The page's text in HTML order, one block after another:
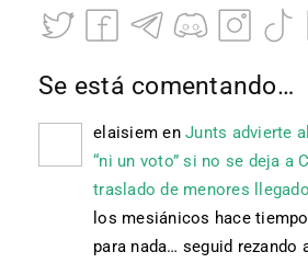
Se está comentando…
elaisiem en Junts advierte
“ni un voto” si no se deja a
traslado de menores
los mesiánicos hace
para nada… seguid rezando